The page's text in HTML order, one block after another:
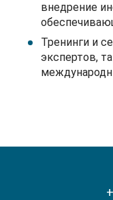
внедрение
Тренинги и
экспертов,